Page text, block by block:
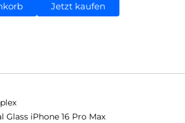
Jetzt kaufen
Glass iPhone 16 Pro Max